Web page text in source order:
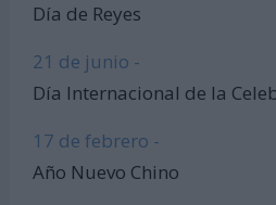
Día de Reyes
21 de junio -
Día Internacional de la
17 de febrero -
Año Nuevo Chino